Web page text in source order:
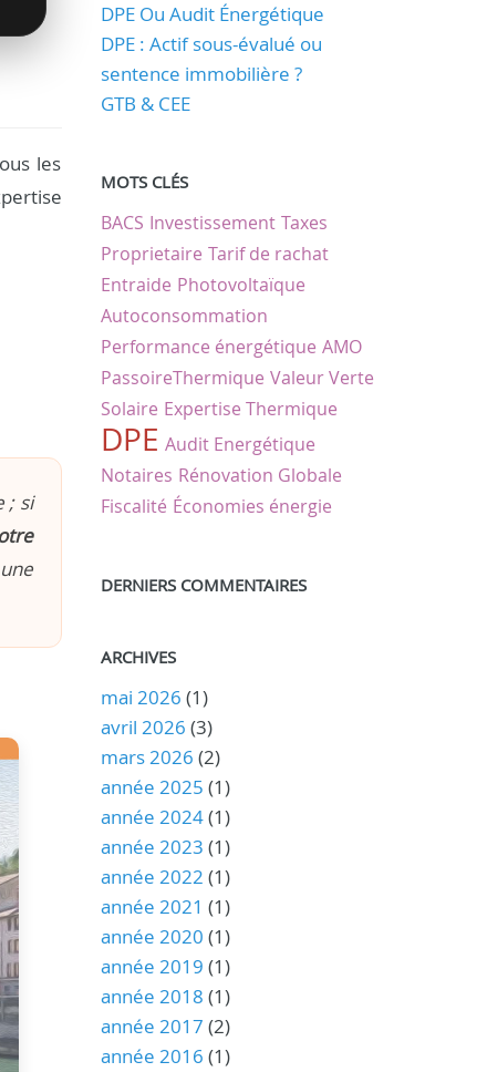
les
; si
DPE Ou Audit Énergétique
DPE : Actif sous-évalué ou
sentence immobilière ?
GTB & CEE
MOTS CLÉS
BACS Investissement Taxes
Proprietaire Tarif de rachat
Entraide Photovoltaïque
Autoconsommation
Performance énergétique AMO
PassoireThermique Valeur Verte
Solaire Expertise Thermique
DPE Audit Energétique
Notaires Rénovation Globale
Fiscalité Économies énergie
DERNIERS COMMENTAIRES
ARCHIVES
mai 2026 (1)
avril 2026 (3)
mars 2026 (2)
année 2025 (1)
année 2024(1)
année 2023 (1)
année 2022 (1)
année 2021 (1)
année 2020 (1)
année 2019 (1)
année 2018 (1)
année 2017 (2)
année 2016 (1)